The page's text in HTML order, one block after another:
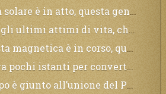
soffrirà molto, la Terra arderà, l’acqua sarà contaminata, il cibo non sarà più nelle vostre mense.
di vita, chi si vuole salvare Mi chiami in suo aiuto.
generazione patirà. Il black out non tarderà ad arrivare e tutta la Terra sarà oscurata.
perdete tempo, la sciagura arriverà all’improvviso e per chi non si sarà preparato saranno dolori.
del Padre con il figlio, non avete che da attendere pochissimo.